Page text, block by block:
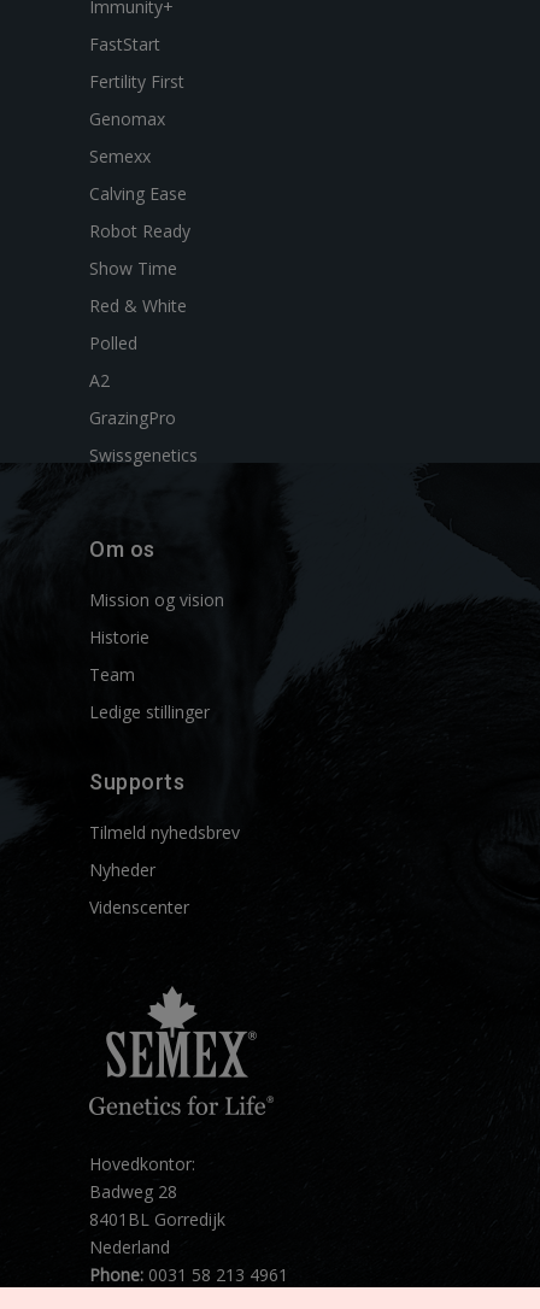
Immunity+
FastStart
Fertility First
Genomax
Semexx
Calving Ease
Robot Ready
Show Time
Red & White
Polled
A2
GrazingPro
Swissgenetics
Om os
Mission og vision
Historie
Team
Ledige stillinger
Supports
Tilmeld nyhedsbrev
Nyheder
Videnscenter
Hovedkontor:
Badweg 28
8401BL Gorredijk
Nederland
Phone: 0031 58 213 4961